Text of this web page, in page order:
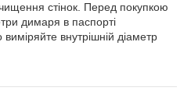
чищення стінок. Перед покупкою
димаря в паспорті
внутрішній діаметр